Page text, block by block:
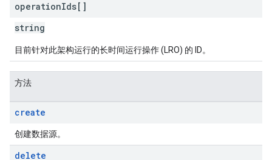
operationIds[]
string
目前针对此架构运行的长时间运行操作 (LRO) 的 ID。
方法
create
创建数据源。
delete